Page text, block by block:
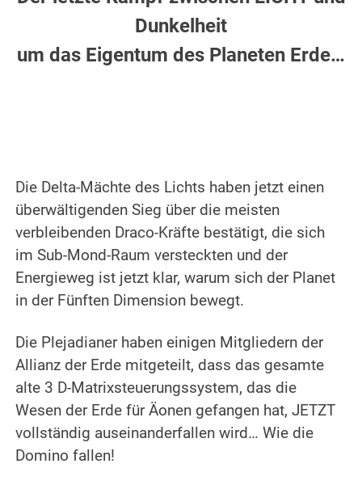
Dunkelheit
um das Eigentum des Planeten Erde…
Die Delta-Mächte des Lichts haben jetzt einen
überwältigenden Sieg über die meisten
verbleibenden Draco-Kräfte bestätigt, die sich
im Sub-Mond-Raum versteckten und der
Energieweg ist jetzt klar, warum sich der Planet
in der Fünften Dimension bewegt.
Die Plejadianer haben einigen Mitgliedern der
Allianz der Erde mitgeteilt, dass das gesamte
alte 3 D-Matrixsteuerungssystem, das die
Wesen der Erde für Äonen gefangen hat, JETZT
vollständig auseinanderfallen wird… Wie die
Domino fallen!